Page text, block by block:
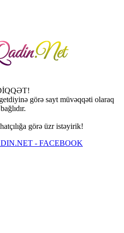
görə sayt müvəqqəti olaraq
bağlıdır.
görə üzr istəyirik!
- FACEBOOK